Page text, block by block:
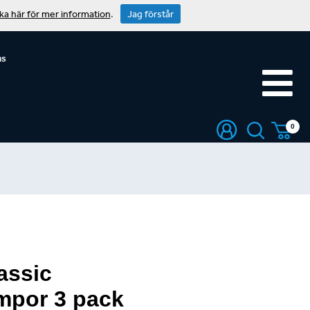
0
3 pack
här för mer information. Jag förstår